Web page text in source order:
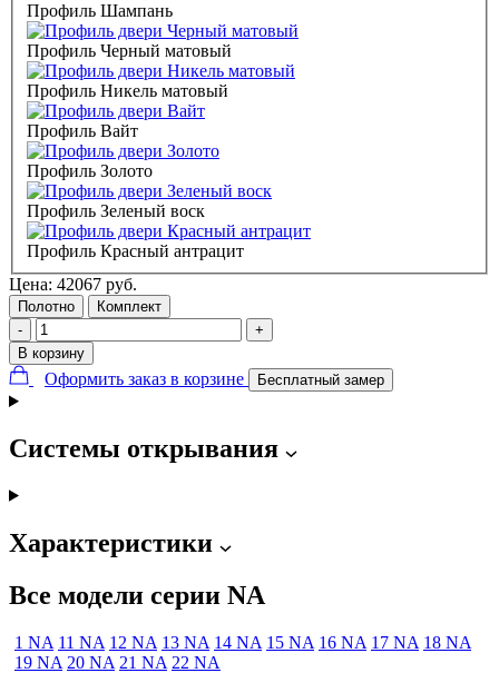
Профиль Шампань
Профиль Черный матовый
Профиль Никель матовый
Профиль Вайт
Профиль Золото
Профиль Зеленый воск
Профиль Красный антрацит
Цена: 42067 руб.
Полотно
Комплект
-
+
В корзину
Оформить заказ в корзине Бесплатный замер
Системы открывания
Характеристики
Все модели серии NA
1 NA 11 NA 12 NA 13 NA 14 NA 15 NA 16 NA 17 NA 18 NA
19 NA 20 NA 21 NA 22 NA